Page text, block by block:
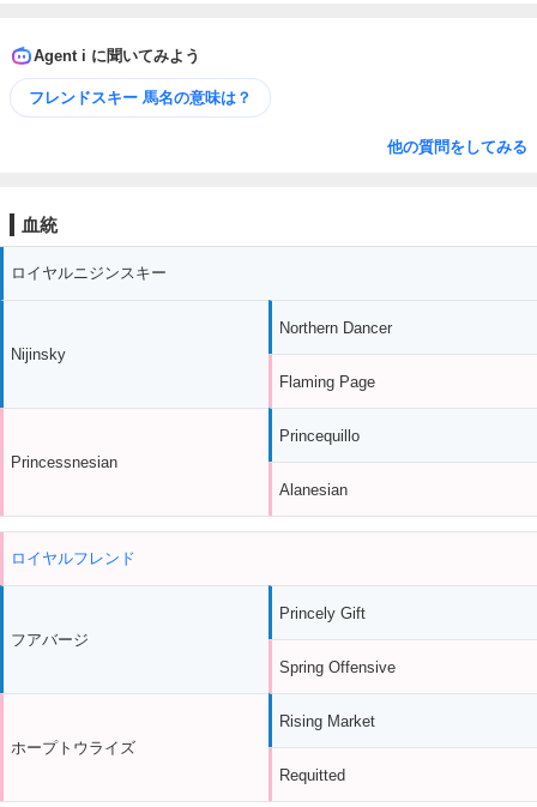
Agent i に聞いてみよう
フレンドスキー 馬名の意味は？
他の質問をしてみる
血統
ロイヤルニジンスキー
Nijinsky
Princessnesian
Northern Dancer
Flaming Page
Princequillo
Alanesian
ロイヤルフレンド
フアバージ
ホープトウライズ
Princely Gift
Spring Offensive
Rising Market
Requitted